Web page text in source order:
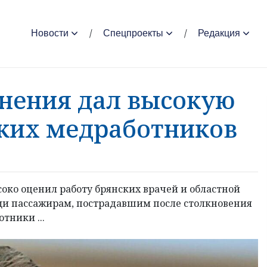
Новости Спецпроекты Редакция
дал высокую
медработников
оценил работу брянских врачей и областной
пассажирам, пострадавшим после столкновения
...